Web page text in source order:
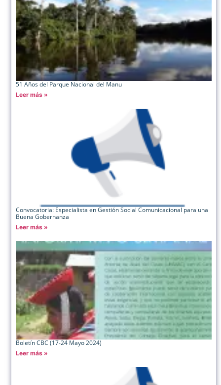
51 Años del Parque Nacional del Manu
Leer más »
Convocatoria: Especialista en Gestión Social Comunicacional para una
Buena Gobernanza
Leer más »
Boletín CBC (17-24 Mayo 2024)
Leer más »